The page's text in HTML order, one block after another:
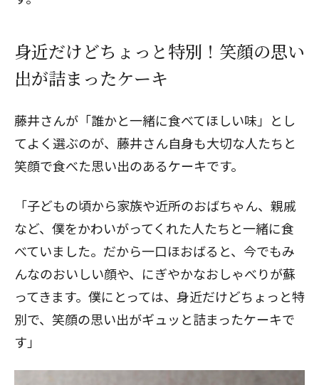
身近だけどちょっと特別！笑顔の思い
出が詰まったケーキ
藤井さんが「誰かと一緒に食べてほしい味」とし
てよく選ぶのが、藤井さん自身も大切な人たちと
笑顔で食べた思い出のあるケーキです。
「子どもの頃から家族や近所のおばちゃん、親戚
など、僕をかわいがってくれた人たちと一緒に食
べていました。だから一口ほおばると、今でもみ
んなのおいしい顔や、にぎやかなおしゃべりが蘇
ってきます。僕にとっては、身近だけどちょっと特
別で、笑顔の思い出がギュッと詰まったケーキで
す」